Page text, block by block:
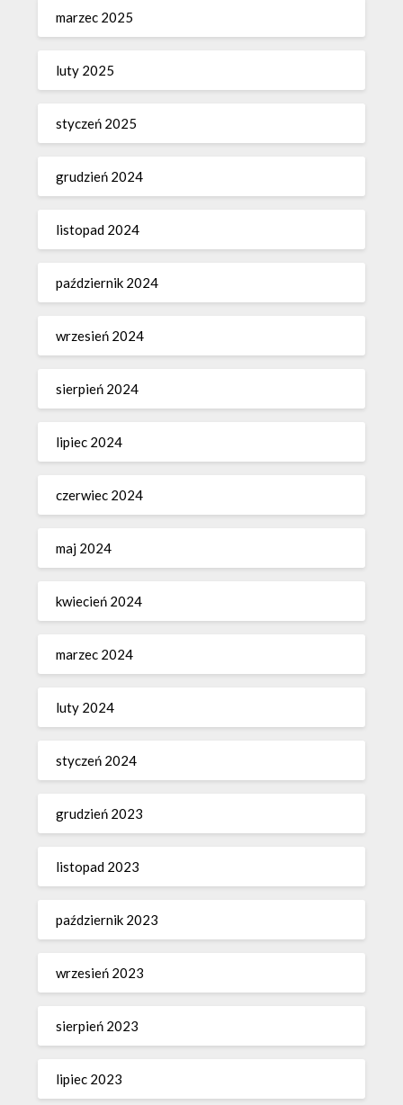
marzec 2025
luty 2025
styczeń 2025
grudzień 2024
listopad 2024
październik 2024
wrzesień 2024
sierpień 2024
lipiec 2024
czerwiec 2024
maj 2024
kwiecień 2024
marzec 2024
luty 2024
styczeń 2024
grudzień 2023
listopad 2023
październik 2023
wrzesień 2023
sierpień 2023
lipiec 2023